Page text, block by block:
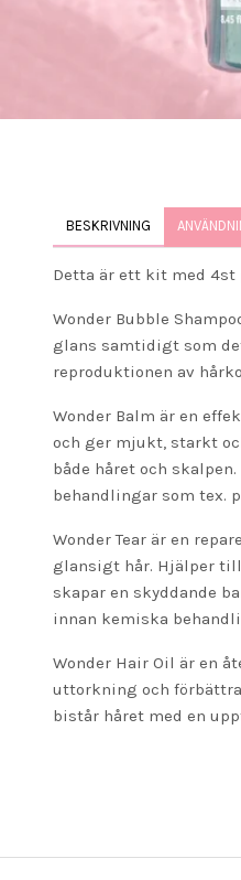
BESKRIVNING
Detta är ett kit med 4st
Wonder Bubble
glans samtidigt som
reproduktionen av
Wonder Balm är en
och ger mjukt, starkt
både håret och
behandlingar som tex.
Wonder Tear är en
glansigt hår. Hjälper
skapar en skyddande
innan kemiska
Wonder Hair Oil är en
uttorkning och
bistår håret med en